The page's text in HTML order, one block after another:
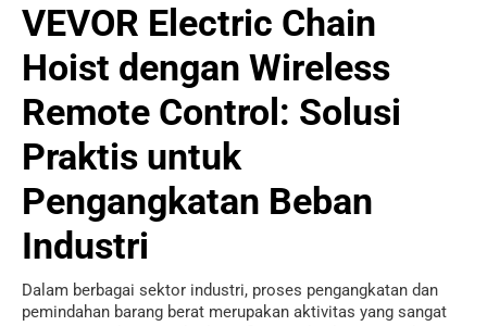
VEVOR Electric Chain
Hoist dengan Wireless
Remote Control: Solusi
Praktis untuk
Pengangkatan Beban
Industri
Dalam berbagai sektor industri, proses pengangkatan dan
pemindahan barang berat merupakan aktivitas yang sangat